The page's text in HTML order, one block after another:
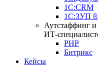
1С:CRM
1С:ЗУП
Аутстаффинг и
ИТ-
PHP
Битрикс
Кейсы